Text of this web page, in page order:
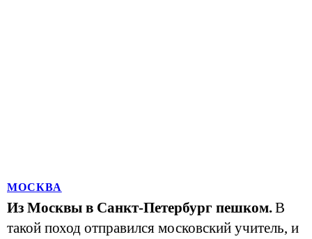
МОСКВА
Из Москвы в Санкт-Петербург пешком.В
такой поход отправился московский учитель, и